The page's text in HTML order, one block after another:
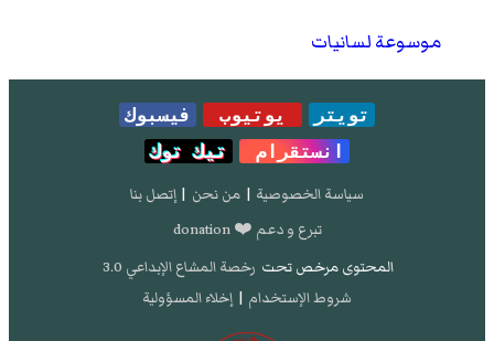
موسوعة لسانيات
تويتر يوتيوب
فيسبوك
انستقرام
تيك توك
سياسة الخصوصية | من نحن | إتصل بنا
تبرع و دعم ❤️ donation
المحتوى مرخص تحت رخصة المشاع الإبداعي 3.0
شروط الإستخدام | إخلاء المسؤولية